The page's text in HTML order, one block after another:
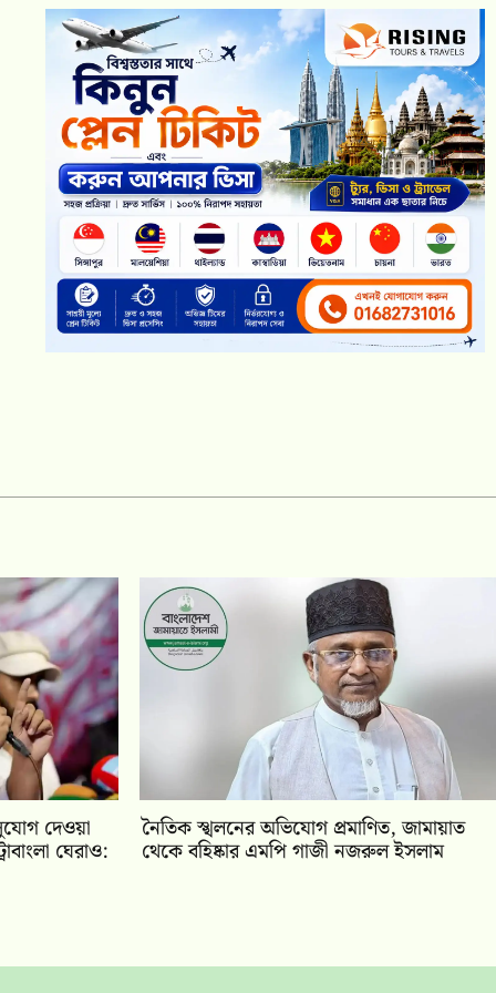
দেওয়া
ঘেরাও:
নৈতিক স্খলনের অভিযোগ প্রমাণিত, জামায়াত
থেকে বহিষ্কার এমপি গাজী নজরুল ইসলাম